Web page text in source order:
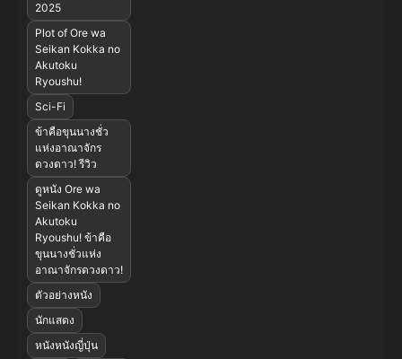
2025
Plot of Ore wa
Seikan Kokka no
Akutoku
Ryoushu!
Sci-Fi
ข้าคือขุนนางชั่ว
แห่งอาณาจักร
ดวงดาว! รีวิว
ดูหนัง Ore wa
Seikan Kokka no
Akutoku
Ryoushu! ข้าคือ
ขุนนางชั่วแห่ง
อาณาจักรดวงดาว!
ตัวอย่างหนัง
นักแสดง
หนังหนังญี่ปุ่น